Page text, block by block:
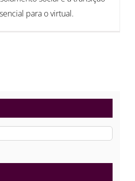
para o virtual.